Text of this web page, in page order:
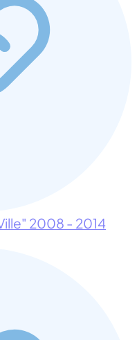
2008 - 2014